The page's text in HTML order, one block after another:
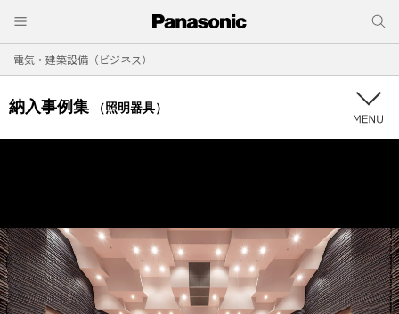
電気・建築設備（ビジネス）
納入事例集 （照明器具）